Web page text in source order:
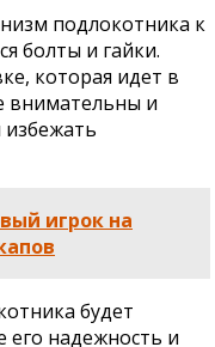
подлокотника к
болты и гайки.
которая идет в
внимательны и
избежать
игрок на
будет
его надежность и